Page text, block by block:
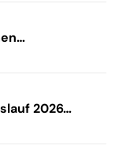
2026…